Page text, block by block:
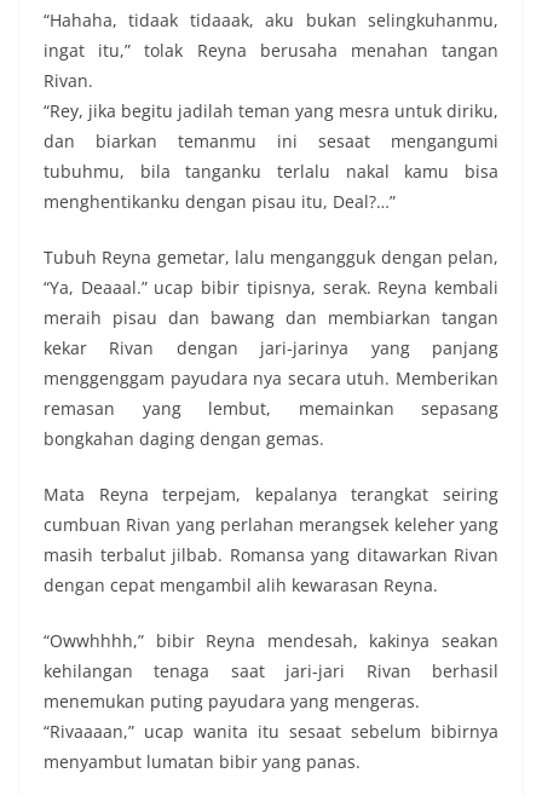
“Hahaha, tidaak tidaaak, aku bukan selingkuhanmu,
ingat itu,” tolak Reyna berusaha menahan tangan
Rivan.
“Rey, jika begitu jadilah teman yang mesra untuk diriku,
dan biarkan temanmu ini sesaat mengangumi
tubuhmu, bila tanganku terlalu nakal kamu bisa
menghentikanku dengan pisau itu, Deal?…”
Tubuh Reyna gemetar, lalu mengangguk dengan pelan,
“Ya, Deaaal.” ucap bibir tipisnya, serak. Reyna kembali
meraih pisau dan bawang dan membiarkan tangan
kekar Rivan dengan jari-jarinya yang panjang
menggenggam payudara nya secara utuh. Memberikan
remasan yang lembut, memainkan sepasang
bongkahan daging dengan gemas.
Mata Reyna terpejam, kepalanya terangkat seiring
cumbuan Rivan yang perlahan merangsek keleher yang
masih terbalut jilbab. Romansa yang ditawarkan Rivan
dengan cepat mengambil alih kewarasan Reyna.
“Owwhhhh,” bibir Reyna mendesah, kakinya seakan
kehilangan tenaga saat jari-jari Rivan berhasil
menemukan puting payudara yang mengeras.
“Rivaaaan,” ucap wanita itu sesaat sebelum bibirnya
menyambut lumatan bibir yang panas.